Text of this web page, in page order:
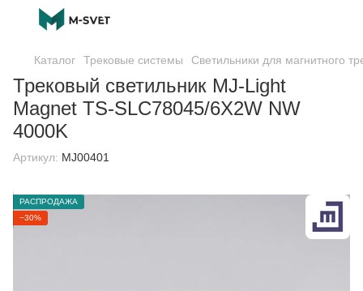
Каталог Трековые системы Светильники для магнитного
Трековый светильник MJ-Light
Magnet TS-SLC78045/6X2W NW
4000K
Артикул: MJ00401
РАСПРОДАЖА
−30%